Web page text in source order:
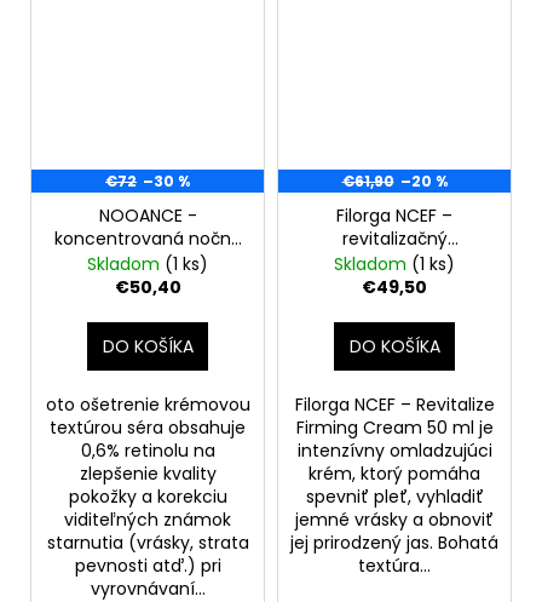
€72 –30 %
NOOANCE -
koncentrovaná nočná
starostlivosť proti
starnutiu 0,6% retinol -
overeným
omladzujúcim
účinkom 30ml
Skladom (1 ks)
€50,40
DO KOŠÍKA
oto ošetrenie krémovou
textúrou séra obsahuje
0,6% retinolu na
zlepšenie kvality
pokožky a korekciu
viditeľných známok
starnutia (vrásky, strata
pevnosti atď.) pri
vyrovnávaní...
€61,90 –20 %
Filorga NCEF –
revitalizačný
spevňujúci krém 50 ml
Skladom (1 ks)
€49,50
DO KOŠÍKA
Filorga NCEF – Revitalize
Firming Cream 50 ml je
intenzívny omladzujúci
krém, ktorý pomáha
spevniť pleť, vyhladiť
jemné vrásky a obnoviť
jej prirodzený jas. Bohatá
textúra...